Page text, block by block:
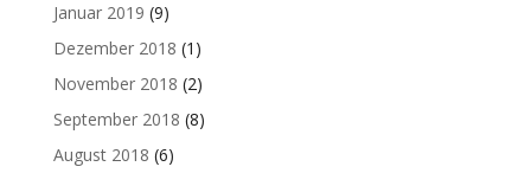
Januar 2019 (9)
Dezember 2018 (1)
November 2018 (2)
September 2018 (8)
August 2018 (6)